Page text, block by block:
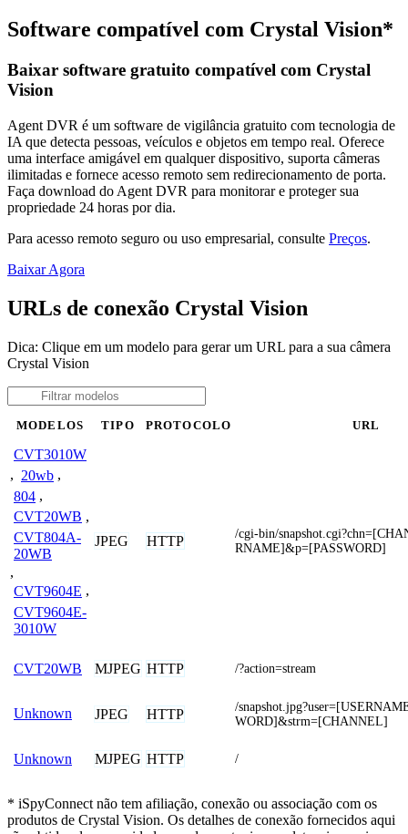
Software compatível com Crystal Vision*
Baixar software gratuito compatível com Crystal
Vision
Agent DVR é um software de vigilância gratuito com tecnologia de
IA que detecta pessoas, veículos e objetos em tempo real. Oferece
uma interface amigável em qualquer dispositivo, suporta câmeras
ilimitadas e fornece acesso remoto sem redirecionamento de porta.
Faça download do Agent DVR para monitorar e proteger sua
propriedade 24 horas por dia.
Para acesso remoto seguro ou uso empresarial, consulte Preços.
Baixar Agora
URLs de conexão Crystal Vision
Dica: Clique em um modelo para gerar um URL para a sua câmera
Crystal Vision
MODELOS TIPO PROTOCOLO URL
CVT3010W
, 20wb ,
804 ,
CVT20WB ,
CVT804A-
20WB
,
CVT9604E ,
CVT9604E-
3010W
JPEG HTTP
/cgi-bin/
RNAME]&p=[PASSWORD]
CVT20WB MJPEG HTTP /?action=stream
Unknown JPEG HTTP
/
WORD]&strm=[CHANNEL]
Unknown MJPEG HTTP /
* iSpyConnect não tem afiliação, conexão ou associação com os
produtos de Crystal Vision. Os detalhes de conexão fornecidos aqui